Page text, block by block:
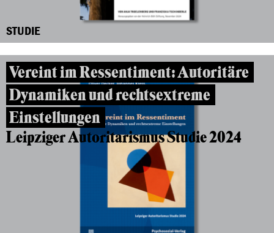
STUDIE
Vereint im Ressentiment: Autoritäre
Dynamiken und rechtsextreme
Einstellungen
Leipziger Autoritarismus Studie 2024